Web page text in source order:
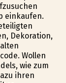
einkaufen.
Dekoration,
Wollen
wie zum
ihren